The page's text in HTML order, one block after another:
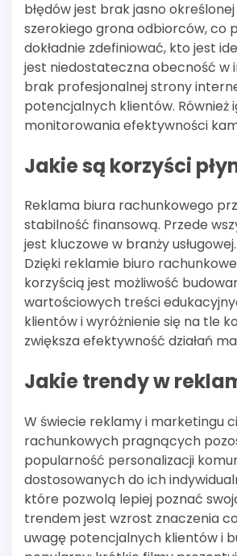
błędów jest brak jasno
szerokiego grona odbiorców, co
dokładnie zdefiniować, kto jest
jest niedostateczna obecność w
brak profesjonalnej strony
potencjalnych klientów. Również
monitorowania efektywności
Jakie są korzyści
Reklama biura rachunkowego
stabilność finansową. Przede
jest kluczowe w branży
Dzięki reklamie biuro
korzyścią jest możliwość
wartościowych treści
klientów i wyróżnienie się na tle
zwiększa efektywność działań
Jakie trendy w
W świecie reklamy i marketingu
rachunkowych pragnących
popularność personalizacji
dostosowanych do ich
które pozwolą lepiej poznać
trendem jest wzrost znaczenia
uwagę potencjalnych klientów i